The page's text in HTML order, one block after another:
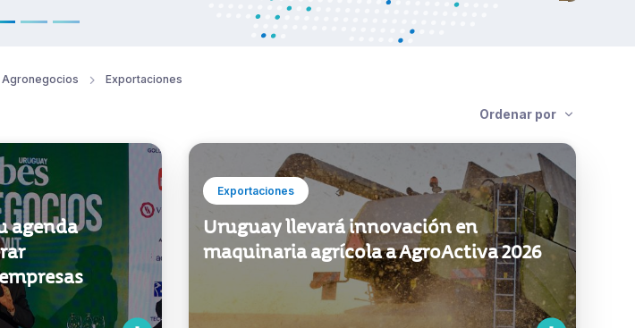
Agronegocios Exportaciones
Ordenar por
agenda
Exportaciones
Uruguay llevará innovación en
maquinaria agrícola a AgroActiva 2026